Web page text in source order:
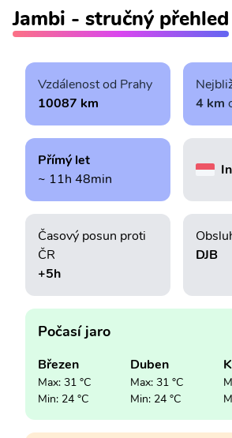
Jambi - stručný přehled
Vzdálenost od Prahy
10087 km
4 km
Přímý let
~ 11h 48min
Časový posun proti
ČR
+5h
DJB
Počasí jaro
Březen
Max: 31 °C
Min: 24 °C
Duben
Max: 31 °C
Min: 24 °C